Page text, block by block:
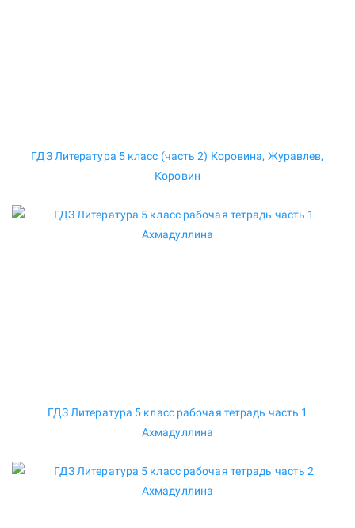
ГДЗ Литература 5 класс (часть 2) Коровина, Журавлев,
Коровин
ГДЗ Литература 5 класс рабочая тетрадь часть 1
Ахмадуллина